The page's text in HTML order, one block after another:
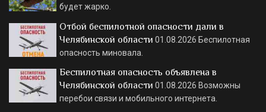
будет жарко.
Отбой беспилотной опасности дали в
Челябинской области 01.08.2026 Беспилотная
опасность миновала.
Беспилотная опасность объявлена в
Челябинской области 01.08.2026 Возможны
перебои связи и мобильного интернета.